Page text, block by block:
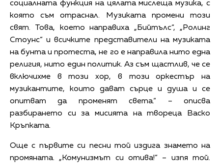
социалната функция на цялата мислеща музика, с
която съм отраснал. Музиката промени този
свят. Това, което направиха „Бийтълс“, „Ролинг
Стоунс“ и всичките представители на музиката
на бунта и протеста, не го е направила нито една
религия, нито един политик. Аз съм щастлив, че се
включихме в този хор, в този оркестър на
музикантите, които дават сърце и душа и се
опитват да променят света.“ – описва
разбирането си за мисията на твореца Васко
Кръпката.
Още с първите си песни той издига знамето на
промяната. „Комунизмът си отива!“ – изпя той.